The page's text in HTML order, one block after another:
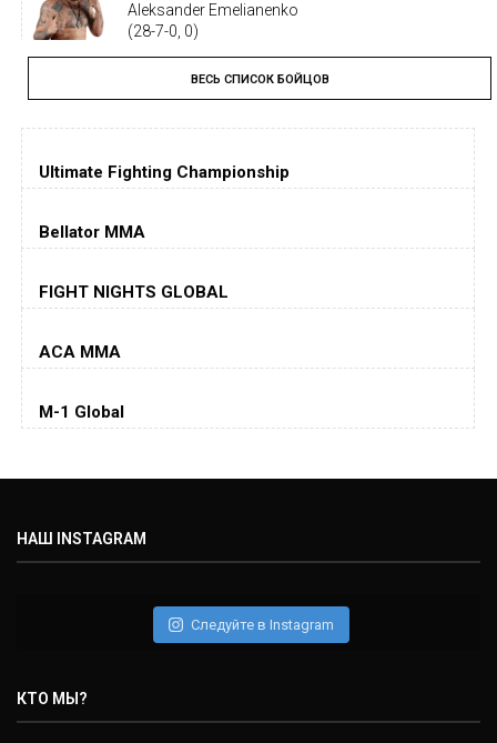
Aleksander Emelianenko
(28-7-0, 0)
Тайрон Вудли
Tyron Woodley
(19-5-1, 0)
Дастин Порье
(26-6-0, 1)
Jorge Masvidal
Колби Ковингтон
Дэниель Кормье
(22-2-0, 1)
ВЕСЬ СПИСОК БОЙЦОВ
Ultimate Fighting Championship
Bellator MMA
FIGHT NIGHTS GLOBAL
ACA MMA
M-1 Global
НАШ INSTAGRAM
Следуйте в Instagram
КТО МЫ?